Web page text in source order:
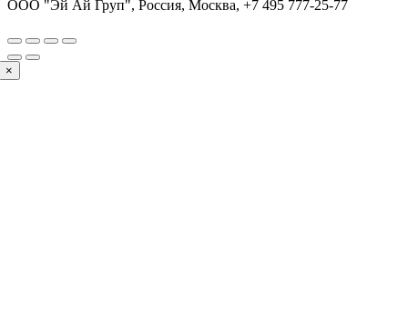
ООО "Эй Ай Груп", Россия, Москва, +7 495 777-25-77
×